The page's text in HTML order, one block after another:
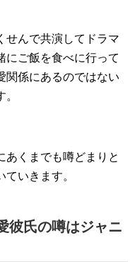
せんで共演してドラマ
にご飯を食べに行って
関係にあるのではない
あくまでも噂どまりと
いきます。
彼氏の噂はジャニ